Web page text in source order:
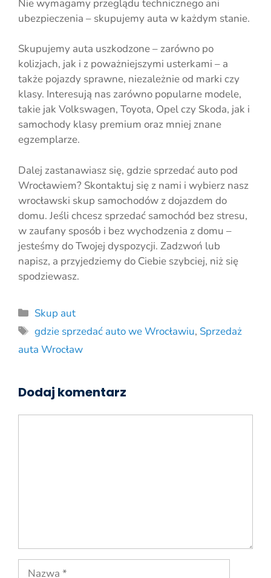
Nie wymagamy przeglądu technicznego ani
ubezpieczenia – skupujemy auta w każdym stanie.
Skupujemy auta uszkodzone – zarówno po
kolizjach, jak i z poważniejszymi usterkami – a
także pojazdy sprawne, niezależnie od marki czy
klasy. Interesują nas zarówno popularne modele,
takie jak Volkswagen, Toyota, Opel czy Skoda, jak i
samochody klasy premium oraz mniej znane
egzemplarze.
Dalej zastanawiasz się, gdzie sprzedać auto pod
Wrocławiem? Skontaktuj się z nami i wybierz nasz
wrocławski skup samochodów z dojazdem do
domu. Jeśli chcesz sprzedać samochód bez stresu,
w zaufany sposób i bez wychodzenia z domu –
jesteśmy do Twojej dyspozycji. Zadzwoń lub
napisz, a przyjedziemy do Ciebie szybciej, niż się
spodziewasz.
Kategorie
Skup aut
Tagi
gdzie sprzedać auto we Wrocławiu, Sprzedaż
auta Wrocław
Dodaj komentarz
Nazwa